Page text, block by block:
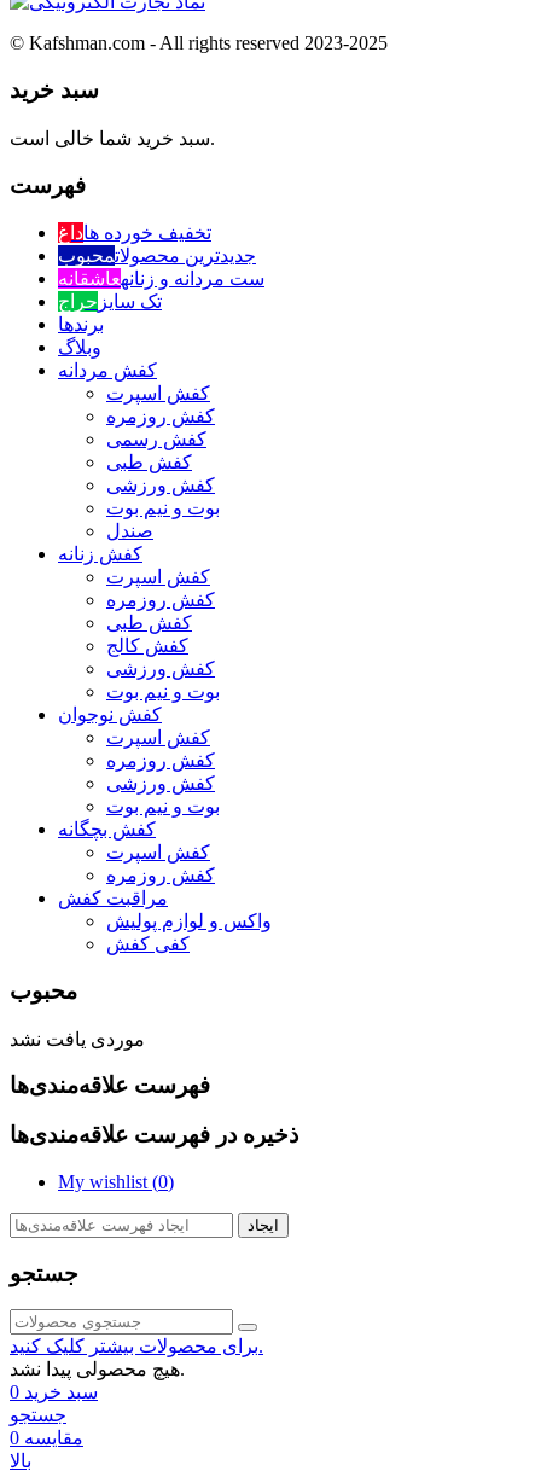
© Kafshman.com - All rights reserved 2023-2025
سبد خرید
سبد خرید شما خالی است.
فهرست
تخفیف خورده هاداغ
جدیدترین محصولاتمحبوب
ست مردانه و زنانهعاشقانه
تک سایز حراج
برندها
وبلاگ
کفش مردانه
کفش اسپرت
کفش روزمره
کفش رسمی
کفش طبی
کفش ورزشی
بوت و نیم بوت
صندل
کفش زنانه
کفش اسپرت
کفش روزمره
کفش طبی
کفش کالج
کفش ورزشی
بوت و نیم بوت
کفش نوجوان
کفش اسپرت
کفش روزمره
کفش ورزشی
بوت و نیم بوت
کفش بچگانه
کفش اسپرت
کفش روزمره
مراقبت کفش
واکس و لوازم پولیش
کفی کفش
محبوب
موردی یافت نشد
فهرست علاقه‌مندی‌ها
ذخیره در فهرست علاقه‌مندی‌ها
My wishlist (0)
ایجاد
جستجو
برای محصولات بیشتر کلیک کنید.
هیچ محصولی پیدا نشد.
سبد خرید 0
جستجو
مقایسه 0
بالا